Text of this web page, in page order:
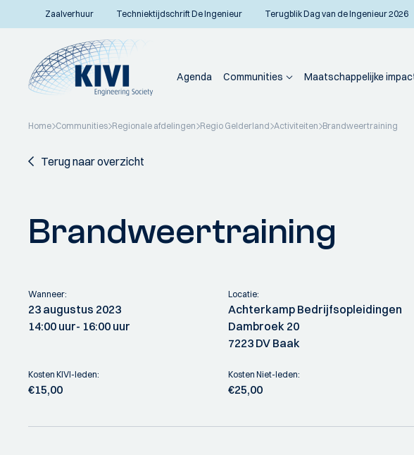
Zaalverhuur Techniektijdschrift De Ingenieur Terugblik Dag van de Ingenieur 2026
Agenda Communities Maatschappelijke
Home Communities Regionale afdelingen Regio Gelderland Activiteiten Brandweertraining
Terug naar overzicht
Brandweertraining
Wanneer:
23 augustus 2023
14:00 uur- 16:00 uur
Locatie:
Achterkamp Bedrijfsopleidingen
Dambroek 20
7223 DV Baak
Kosten KIVI-leden:
€15,00
Kosten Niet-leden:
€25,00